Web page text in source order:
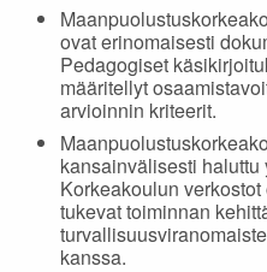
ovat erinomaisesti
Pedagogiset
määritellyt
arvioinnin kriteerit.
kansainvälisesti
Korkeakoulun
tukevat toiminnan
kanssa.